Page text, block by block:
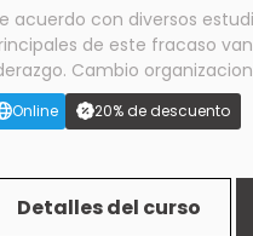
acuerdo con diversos
de este fracaso
es el proceso en el cual una empresa modifica un elemento importante
su organización, por
de operar, o sus
centra en las personas, en
en su trabajo diario. **Este es un curso introductorio a Gestión del Cambio** **¿A quién está
Online 20% de descuento
Detalles del curso